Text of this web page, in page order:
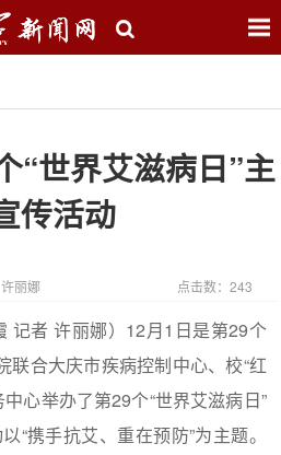
“世界艾滋病日”主
传活动
丽娜 点击数： 243
者 许丽娜）12月1日是第29个
联合大庆市疾病控制中心、校“红
心举办了第29个“世界艾滋病日”
“携手抗艾、重在预防”为主题。